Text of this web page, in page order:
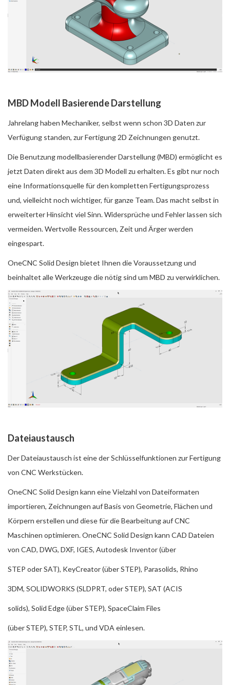
MBD Modell Basierende Darstellung
Jahrelang haben Mechaniker, selbst wenn schon 3D Daten zur
Verfügung standen, zur Fertigung 2D Zeichnungen genutzt.
Die Benutzung modellbasierender Darstellung (MBD) ermöglicht es
jetzt Daten direkt aus dem 3D Modell zu erhalten. Es gibt nur noch
eine Informationsquelle für den kompletten Fertigungsprozess
und, vielleicht noch wichtiger, für ganze Team. Das macht selbst in
erweiterter Hinsicht viel Sinn. Widersprüche und Fehler lassen sich
vermeiden. Wertvolle Ressourcen, Zeit und Ärger werden
eingespart.
OneCNC Solid Design bietet Ihnen die Voraussetzung und
beinhaltet alle Werkzeuge die nötig sind um MBD zu verwirklichen.
Dateiaustausch
Der Dateiaustausch ist eine der Schlüsselfunktionen zur Fertigung
von CNC Werkstücken.
OneCNC Solid Design kann eine Vielzahl von Dateiformaten
importieren, Zeichnungen auf Basis von Geometrie, Flächen und
Körpern erstellen und diese für die Bearbeitung auf CNC
Maschinen optimieren. OneCNC Solid Design kann CAD Dateien
von CAD, DWG, DXF, IGES, Autodesk Inventor (über
STEP oder SAT), KeyCreator (über STEP), Parasolids, Rhino
3DM, SOLIDWORKS (SLDPRT, oder STEP), SAT (ACIS
solids), Solid Edge (über STEP), SpaceClaim Files
(über STEP), STEP, STL, und VDA einlesen.